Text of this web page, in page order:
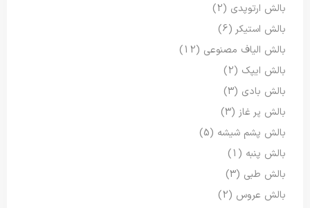
بالش ارتوپدی (2)
بالش استیکر(6)
بالش الیاف مصنوعی (12)
بالش ایپک (2)
بالش بادی (3)
بالش پر غاز (3)
بالش پشم شیشه (5)
بالش پنبه (1)
بالش طبی (3)
بالش عروس (2)